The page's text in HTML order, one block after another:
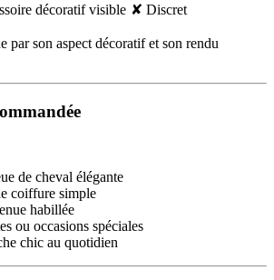
décoratif visible ✘ Discret
par son aspect décoratif et son rendu
de cheval élégante
coiffure simple
habillée
ou occasions spéciales
chic au quotidien